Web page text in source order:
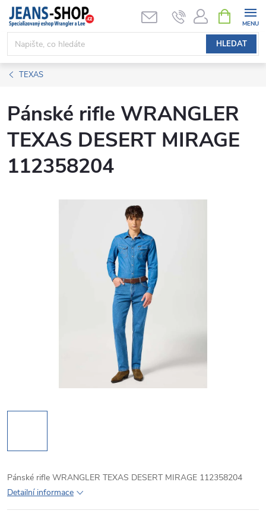
Přejít
obsah
HLEDAT
NÁKUPNÍ
KOŠÍK
TEXAS
Pánské rifle WRANGLER
TEXAS DESERT MIRAGE
112358204
Pánské rifle WRANGLER TEXAS DESERT MIRAGE 112358204
Detailní informace